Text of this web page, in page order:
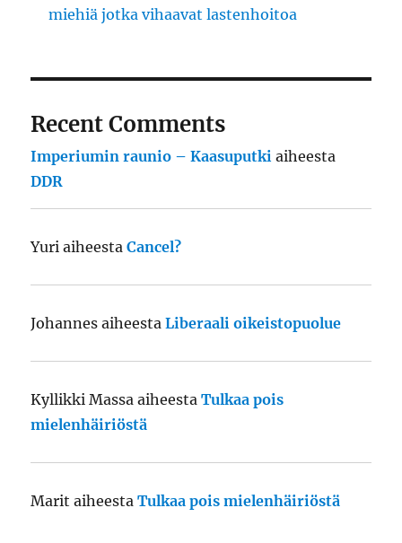
miehiä jotka vihaavat lastenhoitoa
Recent Comments
Imperiumin raunio – Kaasuputki aiheesta
DDR
Yuri aiheestaCancel?
Johannes aiheestaLiberaali oikeistopuolue
Kyllikki Massa aiheestaTulkaa pois
mielenhäiriöstä
Marit aiheestaTulkaa pois mielenhäiriöstä